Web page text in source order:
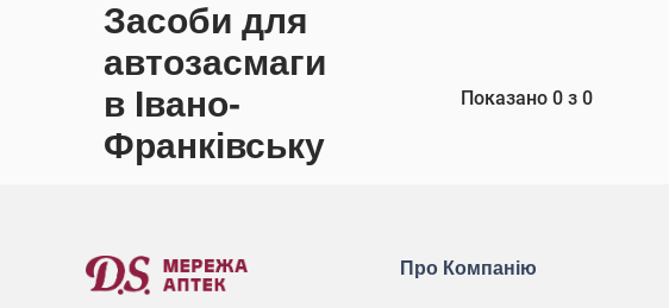
Засоби для
автозасмаги
в Івано-
Франківську
Показано 0 з 0
Про Компанію